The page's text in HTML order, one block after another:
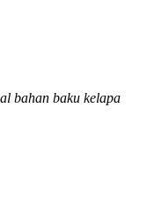
bahan baku kelapa